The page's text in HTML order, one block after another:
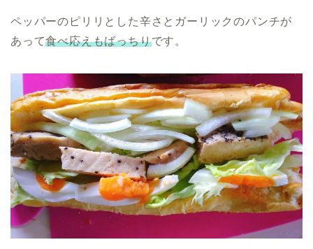
ペッパーのピリリとした辛さとガーリックのパンチが
あって食べ応えもばっちりです。